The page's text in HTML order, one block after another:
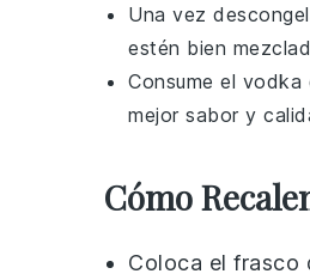
Una vez
estén bien
Consume el vodka
mejor sabor y
Cómo
Coloca el frasco